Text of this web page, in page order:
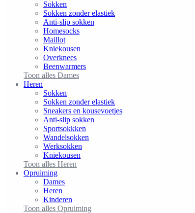
Sokken
Sokken zonder elastiek
Anti-slip sokken
Homesocks
Maillot
Kniekousen
Overknees
Beenwarmers
Toon alles Dames
Heren
Sokken
Sokken zonder elastiek
Sneakers en kousevoetjes
Anti-slip sokken
Sportsokkken
Wandelsokken
Werksokken
Kniekousen
Toon alles Heren
Opruiming
Dames
Heren
Kinderen
Toon alles Opruiming